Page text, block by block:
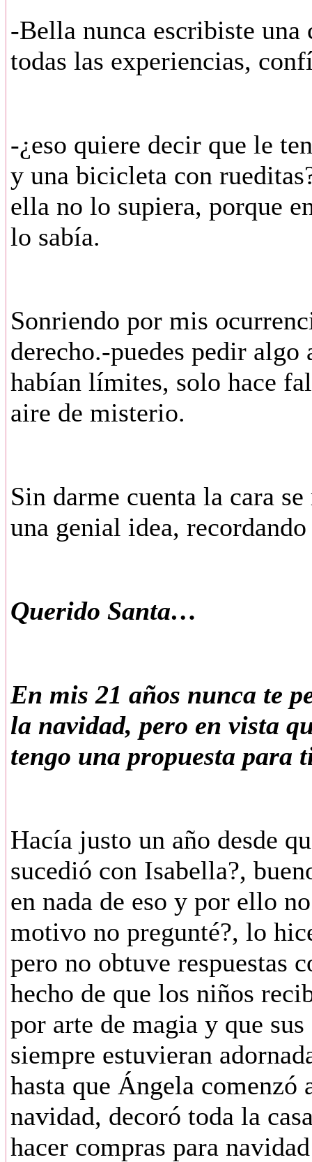
-Bella nunca escribiste una
todas las experiencias,
-¿eso quiere decir que le
y una bicicleta con
ella no lo supiera, porque
lo sabía.
Sonriendo por mis
derecho.-puedes pedir
habían límites, solo hace
aire de misterio.
Sin darme cuenta la cara
una genial idea,
Querido Santa…
En mis 21 años nunca te
la navidad, pero en vista
tengo una propuesta para
Hacía justo un año desde
sucedió con Isabella?,
en nada de eso y por ello
motivo no pregunté?, lo
pero no obtuve respuestas
hecho de que los niños
por arte de magia y que
siempre estuvieran
hasta que Ángela
navidad, decoró toda la
hacer compras para